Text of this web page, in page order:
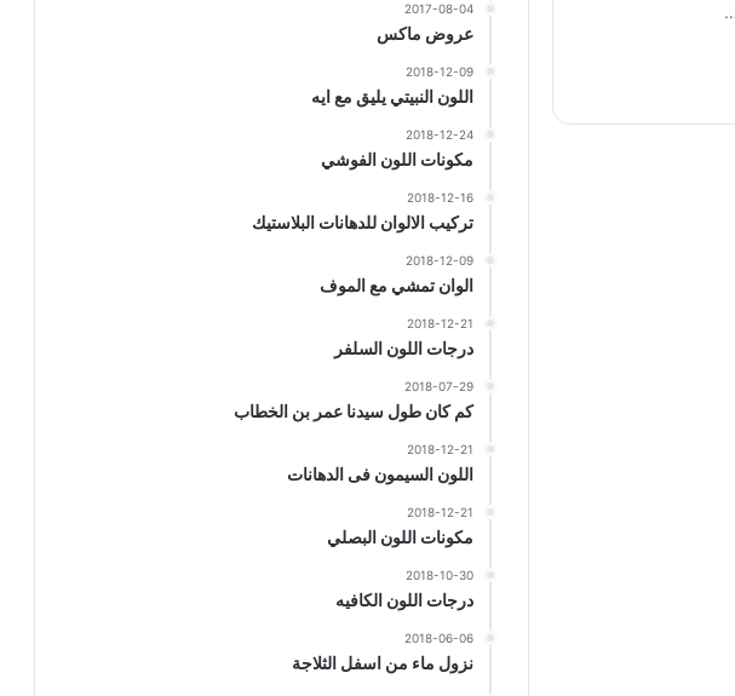
2017-08-04
عروض ماكس
2018-12-09
اللون النبيتي يليق مع ايه
2018-12-24
مكونات اللون الفوشي
2018-12-16
تركيب الالوان للدهانات البلاستيك
2018-12-09
الوان تمشي مع الموف
2018-12-21
درجات اللون السلفر
2018-07-29
كم كان طول سيدنا عمر بن الخطاب
2018-12-21
اللون السيمون فى الدهانات
2018-12-21
مكونات اللون البصلي
2018-10-30
درجات اللون الكافيه
2018-06-06
نزول ماء من اسفل الثلاجة